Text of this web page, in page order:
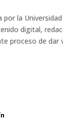
la
digital,
proceso de dar